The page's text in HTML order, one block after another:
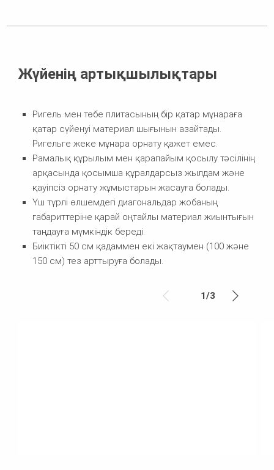
Жүйенің артықшылықтары
Ригель мен төбе плитасының бір қатар мұнараға
қатар сүйенуі материал шығынын азайтады.
Ригельге жеке мұнара орнату қажет емес.
Рамалық құрылым мен қарапайым қосылу тәсілінің
арқасында қосымша құралдарсыз жылдам және
қауіпсіз орнату жұмыстарын жасауға болады.
Үш түрлі өлшемдегі диагональдар жобаның
габариттеріне қарай оңтайлы материал жиынтығын
таңдауға мүмкіндік береді.
Биіктікті 50 см қадаммен екі жақтаумен (100 және
150 см) тез арттыруға болады.
1/3